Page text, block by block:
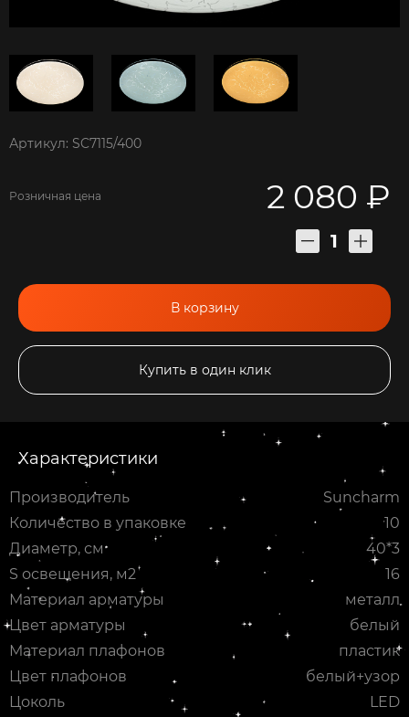
Артикул: SC7115/400
Розничная цена 2 080 ₽
В корзину
Купить в один клик
Характеристики
Производитель
Suncharm
Количество в упаковке
10
Диаметр, см
40*3
S освещения, м2
16
Материал арматуры
металл
Цвет арматуры
белый
Материал плафонов
пластик
Цвет плафонов
белый+узор
Цоколь
LED